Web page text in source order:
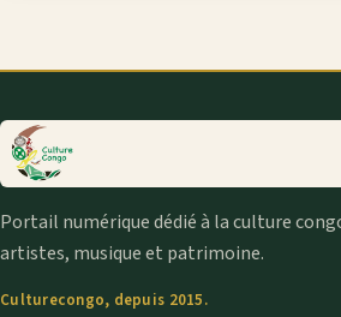
Portail numérique dédié à la culture
artistes, musique et patrimoine.
Culturecongo, depuis 2015.